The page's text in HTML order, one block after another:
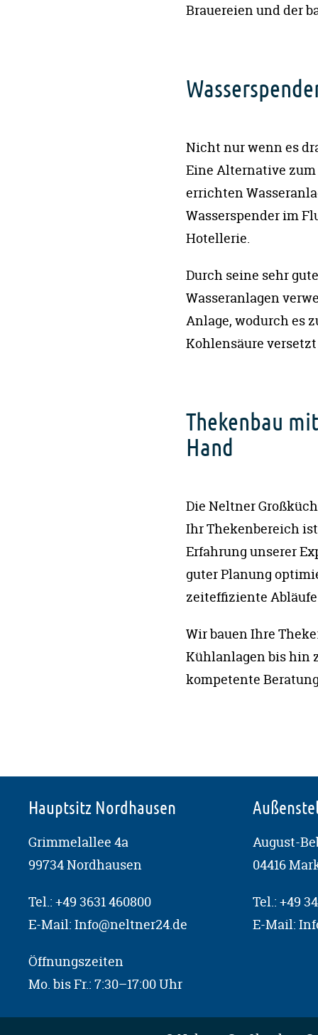
Brauereien und der
Nicht nur wenn es
Eine Alternative zum
errichten
Wasserspender im
Hotellerie.
Durch seine sehr
Wasseranlagen
Anlage, wodurch es
Kohlensäure
Thekenbau
Hand
Die Neltner
Ihr Thekenbereich
Erfahrung unserer
guter Planung
zeiteffiziente
Wir bauen Ihre
Kühlanlagen bis hin
kompetente
Hauptsitz Nordhausen
Grimmelallee 4a
99734 Nordhausen
Tel.: +49 3631 460800
E-Mail: Info@neltner24.de
Öffnungszeiten
Mo. bis Fr.: 7:30–17:00 Uhr
August-
04416
Tel.: +49
E-Mail: